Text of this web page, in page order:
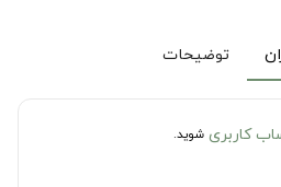
توضیحات
کاربری شوید.